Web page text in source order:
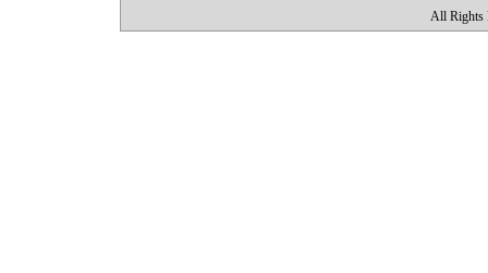
All Rights